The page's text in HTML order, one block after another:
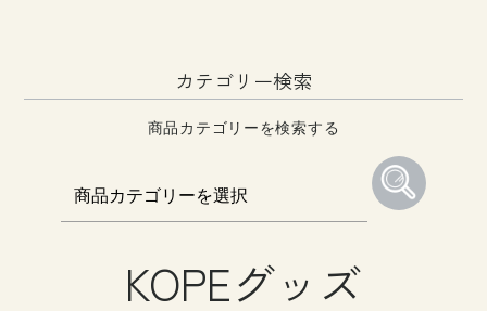
カテゴリー検索
商品カテゴリーを検索する
KOPEグッズ